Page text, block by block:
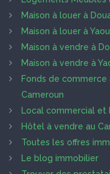
Maison à louer à
Maison à louer à
Maison à vendre à
Maison à vendre à
Fonds de commerce
Cameroun
Local commercial et
Hôtel à vendre au
Toutes les offres
Le blog immobilier